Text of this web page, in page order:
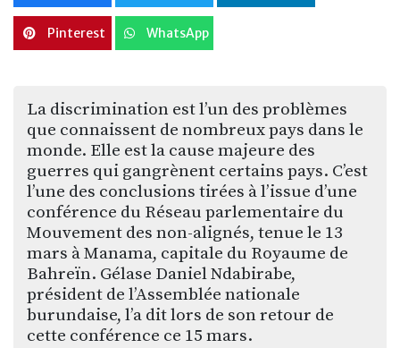
Pinterest WhatsApp
La discrimination est l’un des problèmes
que connaissent de nombreux pays dans le
monde. Elle est la cause majeure des
guerres qui gangrènent certains pays. C’est
l’une des conclusions tirées à l’issue d’une
conférence du Réseau parlementaire du
Mouvement des non-alignés, tenue le 13
mars à Manama, capitale du Royaume de
Bahreïn. Gélase Daniel Ndabirabe,
président de l’Assemblée nationale
burundaise, l’a dit lors de son retour de
cette conférence ce 15 mars.